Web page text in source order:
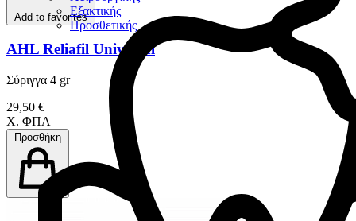
Εξακτικής
Προσθετικής
Add to favorites
AHL Reliafil Universal
Σύριγγα 4 gr
29,50 €
Χ. ΦΠΑ
Προσθήκη